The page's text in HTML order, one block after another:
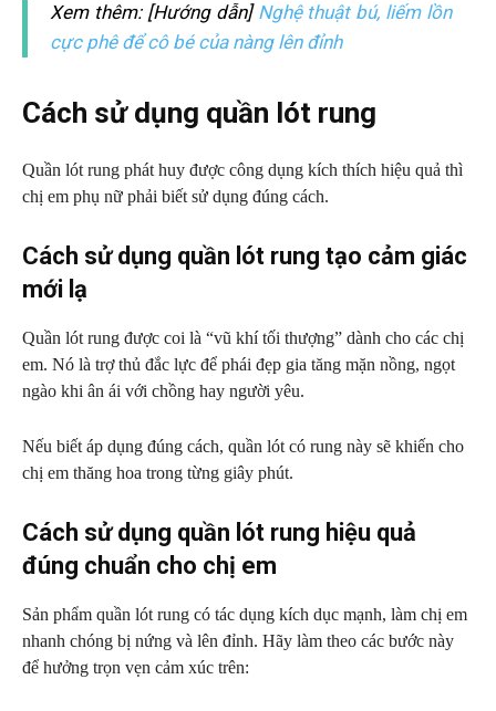
Xem thêm: [Hướng dẫn] Nghệ thuật bú, liếm lồn
cực phê để cô bé của nàng lên đỉnh
Cách sử dụng quần lót rung
Quần lót rung phát huy được công dụng kích thích hiệu quả thì
chị em phụ nữ phải biết sử dụng đúng cách.
Cách sử dụng quần lót rung tạo cảm giác
mới lạ
Quần lót rung được coi là “vũ khí tối thượng” dành cho các chị
em. Nó là trợ thủ đắc lực để phái đẹp gia tăng mặn nồng, ngọt
ngào khi ân ái với chồng hay người yêu.
Nếu biết áp dụng đúng cách, quần lót có rung này sẽ khiến cho
chị em thăng hoa trong từng giây phút.
Cách sử dụng quần lót rung hiệu quả
đúng chuẩn cho chị em
Sản phẩm quần lót rung có tác dụng kích dục mạnh, làm chị em
nhanh chóng bị nứng và lên đỉnh. Hãy làm theo các bước này
để hưởng trọn vẹn cảm xúc trên: